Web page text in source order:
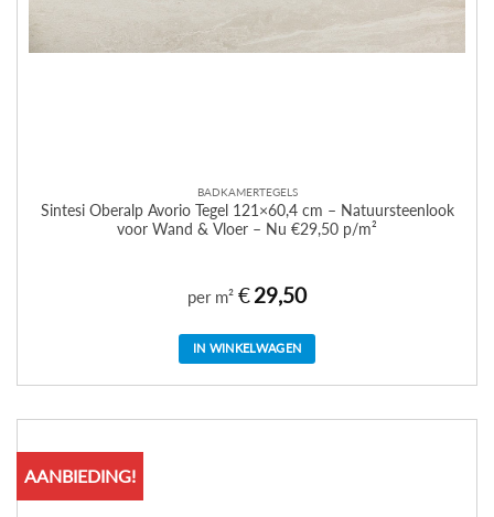
BADKAMERTEGELS
Sintesi Oberalp Avorio Tegel 121×60,4 cm – Natuursteenlook
voor Wand & Vloer – Nu €29,50 p/m²
per m² €29,50
IN WINKELWAGEN
AANBIEDING!